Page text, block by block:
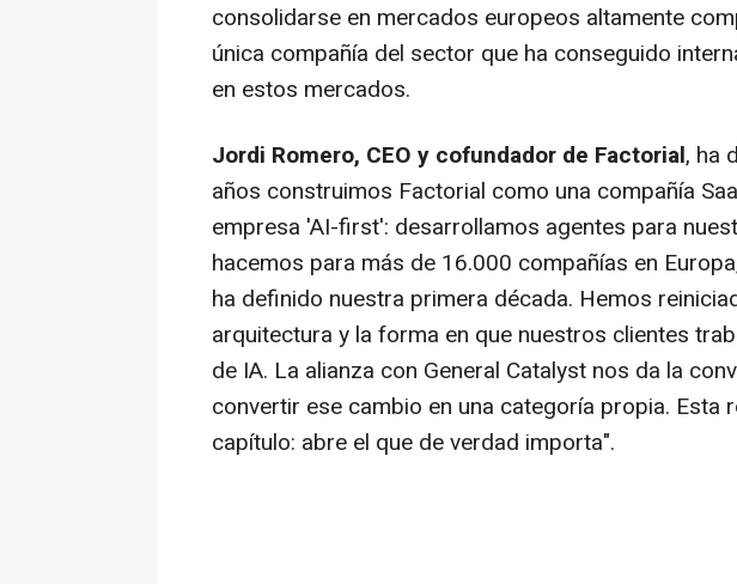
consolidarse en mercados europeos altamente
única compañía del sector que ha conseguido
en estos mercados.
Jordi Romero, CEO y cofundador de Factorial, ha
años construimos Factorial como una compañía
empresa 'AI-first': desarrollamos agentes para
hacemos para más de 16.000 compañías en
ha definido nuestra primera década. Hemos
arquitectura y la forma en que nuestros clientes
de IA. La alianza con General Catalyst nos da la
convertir ese cambio en una categoría propia. Esta
capítulo: abre el que de verdad importa".